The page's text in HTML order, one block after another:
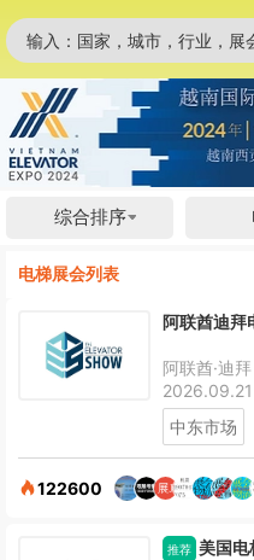
输入：国家，城市，行业，展
综合排序
电梯展会列表
阿联酋迪
阿联酋·迪拜
中东市场
122600
推荐 美国电